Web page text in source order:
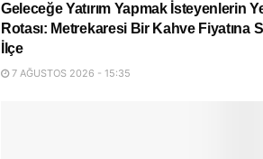
Geleceğe Yatırım Yapmak İsteyenlerin
Rotası: Metrekaresi Bir Kahve Fiyatına
İlçe
7 AĞUSTOS 2026 - 15:35